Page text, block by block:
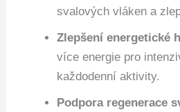
svalových vláken a
Zlepšení energetické
více energie pro
každodenní aktivity.
Podpora regenerace